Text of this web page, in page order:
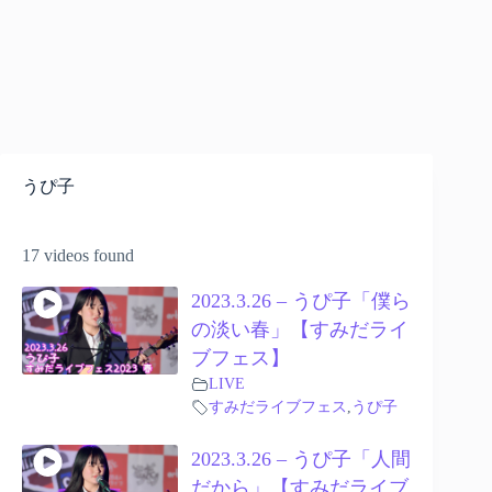
うぴ子
17 videos found
2023.3.26 – うぴ子「僕ら
の淡い春」【すみだライ
ブフェス】
LIVE
すみだライブフェス うぴ子
2023.3.26 – うぴ子「人間
だから」【すみだライブ